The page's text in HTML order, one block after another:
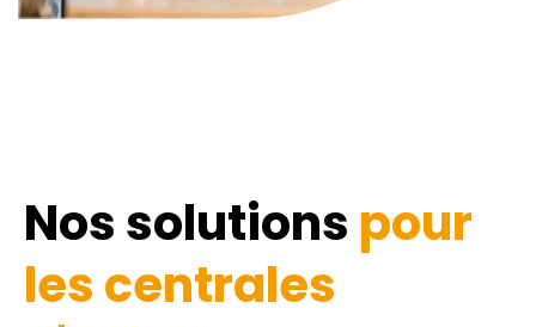
Nos solutions pour
les centrales